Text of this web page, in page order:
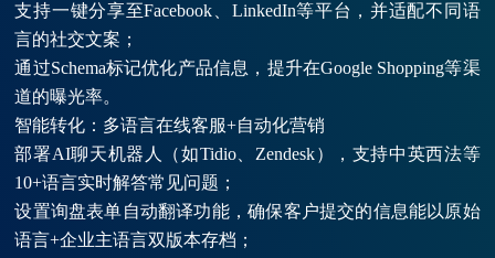
支持一键分享至Facebook、LinkedIn等平台，并适配不同语
言的社交文案；
通过Schema标记优化产品信息，提升在Google Shopping等渠
道的曝光率。
智能转化：多语言在线客服+自动化营销
部署AI聊天机器人（如Tidio、Zendesk），支持中英西法等
10+语言实时解答常见问题；
设置询盘表单自动翻译功能，确保客户提交的信息能以原始
语言+企业主语言双版本存档；